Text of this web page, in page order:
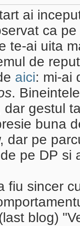
ai
ca
te-ai uita
de
aici: mi-ai
.
gestul
buna
dar pe
pe DP si
fiu sincer
blog)